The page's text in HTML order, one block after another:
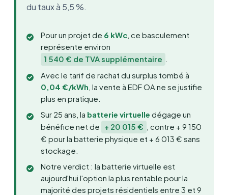
du taux à 5,5 %.
Pour un projet de 6 kWc , ce basculement
représente environ
1 540 € de TVA supplémentaire
Avec le tarif de rachat du surplus tombé à
0,04 €/kWh , la vente à EDF OA ne se justifie
plus en pratique.
Sur 25 ans, la batterie virtuelle dégage un
bénéfice net de
+ 20 015 €
, contre + 9 150
€ pour la batterie physique et + 6 013 € sans
stockage.
Notre verdict : la batterie virtuelle est
aujourd'hui l'option la plus rentable pour la
majorité des projets résidentiels entre 3 et 9